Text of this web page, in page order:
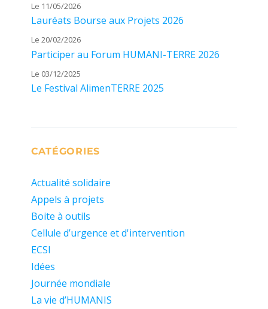
Le 11/05/2026
Lauréats Bourse aux Projets 2026
Le 20/02/2026
Participer au Forum HUMANI-TERRE 2026
Le 03/12/2025
Le Festival AlimenTERRE 2025
CATÉGORIES
Actualité solidaire
Appels à projets
Boite à outils
Cellule d’urgence et d'intervention
ECSI
Idées
Journée mondiale
La vie d’HUMANIS